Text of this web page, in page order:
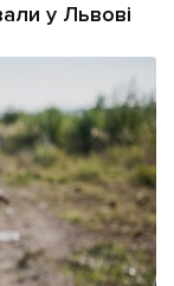
у Львові